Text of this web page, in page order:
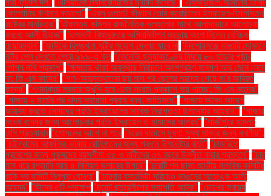
নারী ফুটবল দল" "এশিয়াটিক ল্যাবরেটরিজের মুনাফা কমেছে" "এসঅ্যান্ডপি আদানির তিনটি
কোম্পানির ঋণমান কমালো" "এহুদ ওলমার্ট কীভাবে তৈরি করেছিলেন ইসরায়েল-ফিলিস্তিন
রাষ্ট্রের মানচিত্র" "ঐকমত্য কমিশন রাজনৈতিক দলগুলোর সাথে আলাদাভাবে আলোচনা
করবে: আলী রীয়াজ" "ওসমানী বিমানবন্দরে অগ্নিনির্বাপণ মহড়ায় অংশ নিলেন বেবিচক
চেয়ারম্যান" "কাউকে বিশৃঙ্খলা সৃষ্টির সুযোগ দেওয়া যাবে না "কিশোরগঞ্জে ভাঙারি দোকানে
মর্টার শেল দেখতে পেয়ে ৯৯৯-এ কল "কেনেডি হত্যাকাণ্ডের বিষয়ে ৮০ হাজার পৃষ্ঠার
গোপন নথি প্রকাশ" "ক্ষমতায় থাকা অবস্থায় নির্বাচনে অংশগ্রহণ জনগণ আর মেনে নেবে
না: জি এম কাদের" "গণ–অভ্যুত্থানের ছয় মাস পর ছেলের মরদেহ পেয়ে মা'র অবিরত
কান্না" "গণমাধ্যম সরকার অখুশি হবে এমন সংবাদ প্রকাশে ভয় পাচ্ছে: জি এম কাদের"
"গাজায় ২ মার্চের পর খাদ্য সহায়তা প্রবাহ বন্ধ: জাতিসংঘ" "গাজায় অবৈধ আদেশ
অমান্য করতে সেনাদের প্রতি ইসরায়েলের সাবেক নিরাপত্তা উপদেষ্টার আহ্বান"' "গাজার
সংঘর্ষ বন্ধের জন্য আলোচনার প্রতি ইসরায়েল ও হামাসের আগ্রহ" "গাজীপুরে হামলা:
ওসি প্রত্যাহার "গোসলের আগে না পরে "ঘরের বাতাসে দূষণ: সুস্থ থাকার জন্য করণীয়".
"চট্টগ্রামের আঞ্চলিক ভাষায় রোহিঙ্গাদের জন্য প্রধান উপদেষ্টার বার্তা" "চাকরিতে
প্রবেশের জন্য পুরুষদের বয়সসীমা ৩৫ ও নারীদের ৩৭ বছরে উন্নীত করার প্রস্তাব" "চার
মাস ধরে রপ্তানি আয় ৪ বিলিয়ন ডলারের উপরে" "চারটি পদ ছাড়া জাতীয় নাগরিক কমিটির
বাকি সব কমিটি বিলুপ্ত ঘোষণা" "চারবার বসতভিটা সরিয়েও ভাঙনের আতঙ্কে আলী
আহমদ" "চীনের ৫টি পদক্ষেপ "চুয়েট ছাত্রলীগের সভাপতি আটক" "চোখের স্বাস্থ্য